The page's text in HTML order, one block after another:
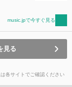
music.jpで今すぐ見る
見る
各サイトでご確認ください